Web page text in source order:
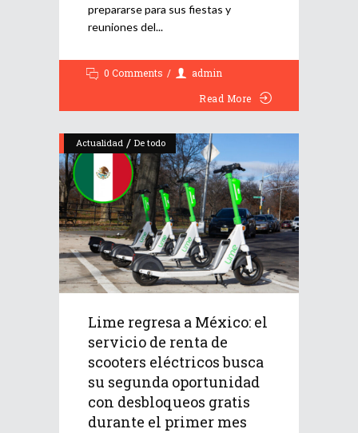
prepararse para sus fiestas y
reuniones del
0 Comments
admin
Read More
Actualidad / De todo
Lime regresa a México: el
servicio de renta de
scooters eléctricos busca
su segunda oportunidad
con desbloqueos gratis
durante el primer mes